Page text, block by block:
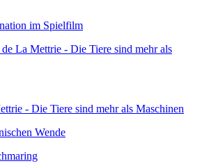
im Spielfilm
- Die Tiere sind mehr als Maschinen